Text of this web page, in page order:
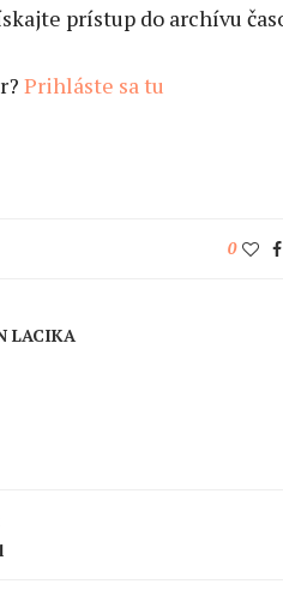
prístup do archívu
Prihláste sa tu
0
LACIKA